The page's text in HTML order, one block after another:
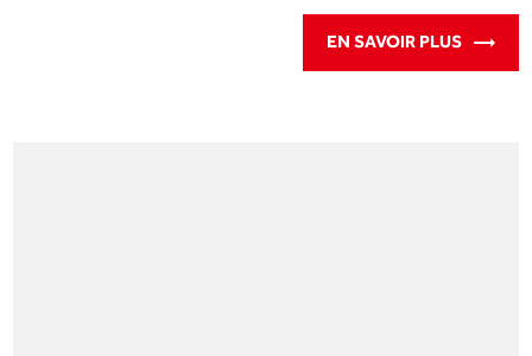
EN SAVOIR PLUS